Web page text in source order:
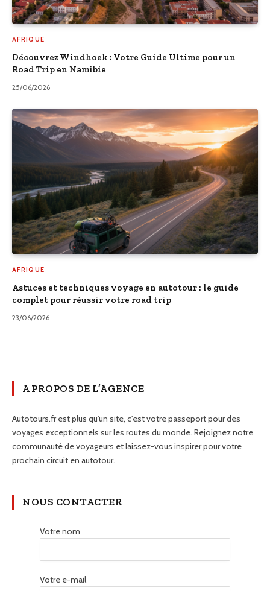
AFRIQUE
Découvrez Windhoek : Votre Guide Ultime pour un
Road Trip en Namibie
25/06/2026
AFRIQUE
Astuces et techniques voyage en autotour : le guide
complet pour réussir votre road trip
23/06/2026
A PROPOS DE L’AGENCE
Autotours.fr est plus qu'un site, c'est votre passeport pour des
voyages exceptionnels sur les routes du monde. Rejoignez notre
communauté de voyageurs et laissez-vous inspirer pour votre
prochain circuit en autotour.
NOUS CONTACTER
Votre nom
Votre e-mail